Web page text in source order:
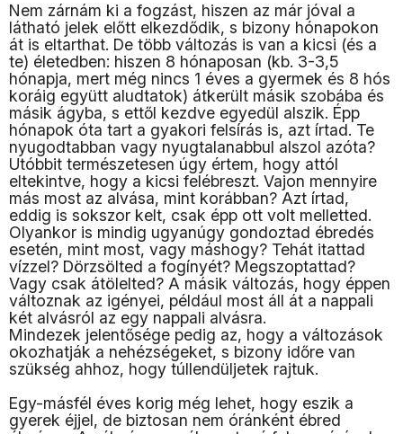
Nem zárnám ki a fogzást, hiszen az már jóval a
látható jelek előtt elkezdődik, s bizony hónapokon
át is eltarthat. De több változás is van a kicsi (és a
te) életedben: hiszen 8 hónaposan (kb. 3-3,5
hónapja, mert még nincs 1 éves a gyermek és 8 hós
koráig együtt aludtatok) átkerült másik szobába és
másik ágyba, s ettől kezdve egyedül alszik. Épp
hónapok óta tart a gyakori felsírás is, azt írtad. Te
nyugodtabban vagy nyugtalanabbul alszol azóta?
Utóbbit természetesen úgy értem, hogy attól
eltekintve, hogy a kicsi felébreszt. Vajon mennyire
más most az alvása, mint korábban? Azt írtad,
eddig is sokszor kelt, csak épp ott volt melletted.
Olyankor is mindig ugyanúgy gondoztad ébredés
esetén, mint most, vagy máshogy? Tehát itattad
vízzel? Dörzsölted a fogínyét? Megszoptattad?
Vagy csak átölelted? A másik változás, hogy éppen
változnak az igényei, például most áll át a nappali
két alvásról az egy nappali alvásra.
Mindezek jelentősége pedig az, hogy a változások
okozhatják a nehézségeket, s bizony időre van
szükség ahhoz, hogy túllendüljetek rajtuk.
Egy-másfél éves korig még lehet, hogy eszik a
gyerek éjjel, de biztosan nem óránként ébred